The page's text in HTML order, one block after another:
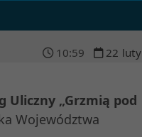
10:59 22 luty
Uliczny „Grzmią pod
Województwa